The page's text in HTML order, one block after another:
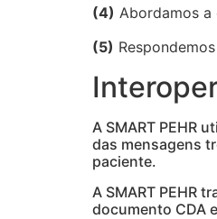
(4) Abordamos
(5)
A SMART PEHR
das mensagens
paciente.
A SMART PEHR
documento CDA